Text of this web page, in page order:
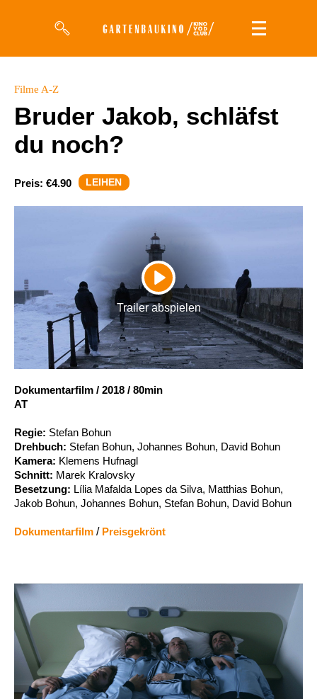
Magazin
Kuratierungen
Events
Filmpakete
Gutscheine
& Filmpässe
Account
Suche
Filme A-Z
Bruder Jakob, schläfst
du noch?
Preis: €4.90 LEIHEN
PLAY
Trailer abspielen
Dokumentarfilm / 2018 / 80min
AT
Regie: Stefan Bohun
Drehbuch: Stefan Bohun, Johannes Bohun, David Bohun
Kamera: Klemens Hufnagl
Schnitt: Marek Kralovsky
Besetzung: Lília Mafalda Lopes da Silva, Matthias Bohun,
Jakob Bohun, Johannes Bohun, Stefan Bohun, David Bohun
Dokumentarfilm / Preisgekrönt